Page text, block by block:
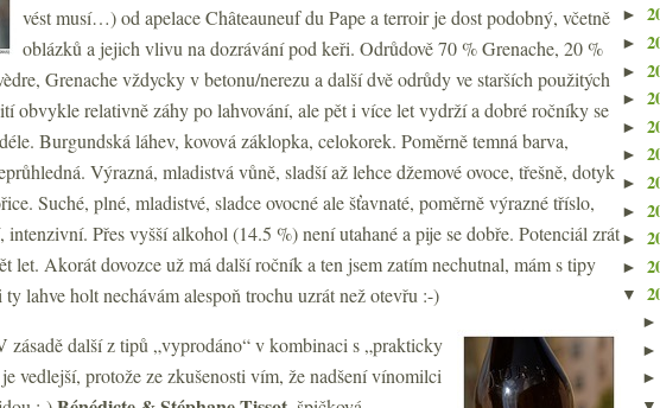
vést musí…) od apelace Châteauneuf du Pape a terroir je dost podobný, včetně
oblázků a jejich vlivu na dozrávání pod keři. Odrůdově 70 % Grenache, 20 %
Grenache vždycky v betonu/nerezu a další dvě odrůdy ve starších použitých
obvykle relativně záhy po lahvování, ale pět i více let vydrží a dobré ročníky se
Burgundská láhev, kovová záklopka, celokorek. Poměrně temná barva,
Výrazná, mladistvá vůně, sladší až lehce džemové ovoce, třešně, dotyk
Suché, plné, mladistvé, sladce ovocné ale šťavnaté, poměrně výrazné tříslo,
intenzivní. Přes vyšší alkohol (14.5 %) není utahané a pije se dobře. Potenciál zrát
let. Akorát dovozce už má další ročník a ten jsem zatím nechutnal, mám s tipy
lahve holt nechávám alespoň trochu uzrát než otevřu :-)
zásadě další z tipů „vyprodáno“ v kombinaci s „prakticky
vedlejší, protože ze zkušenosti vím, že nadšení vínomilci
►
►
►
►
►
►
►
►
►
►
▼